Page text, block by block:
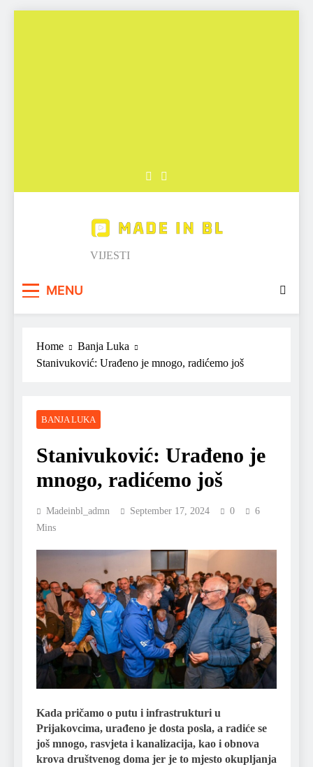
Made in BL
VIJESTI
MENU
Home
Banja Luka
Stanivuković: Urađeno je mnogo, radićemo još
BANJA LUKA
Stanivuković: Urađeno je
mnogo, radićemo još
Madeinbl_admn September 17, 2024 0
6
Mins
Kada pričamo o putu i infrastrukturi u
Prijakovcima, urađeno je dosta posla, a radiće se
još mnogo, rasvjeta i kanalizacija, kao i obnova
krova društvenog doma jer je to mjesto okupljanja